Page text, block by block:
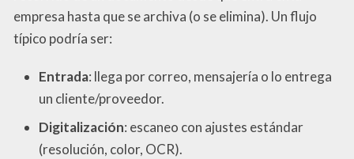
empresa hasta que se archiva (o se elimina). Un flujo
típico podría ser:
Entrada: llega por correo, mensajería o lo entrega
un cliente/proveedor.
Digitalización: escaneo con ajustes estándar
(resolución, color, OCR).